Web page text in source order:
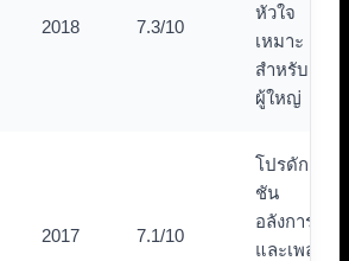
2018 7.3/10
หัวใจ
เหมาะ
สำหรับ
ผู้ใหญ่
2017 7.1/10
โปรดัก
ชัน
อลังการ
และเพลง